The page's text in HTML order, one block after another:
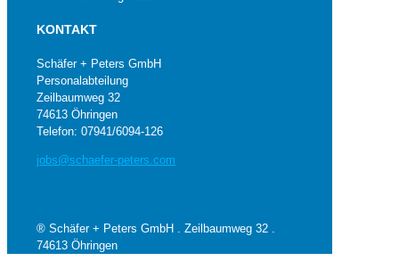
KONTAKT
Schäfer + Peters GmbH
Personalabteilung
Zeilbaumweg 32
74613 Öhringen
Telefon: 07941/6094-126
jobs@schaefer-peters.com
® Schäfer + Peters GmbH . Zeilbaumweg 32 .
74613 Öhringen